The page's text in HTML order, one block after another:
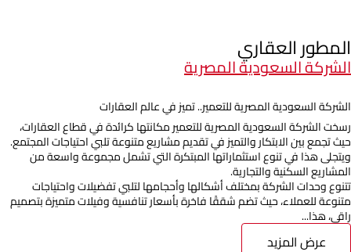
المطور العقاري
الشركة السعودية المصرية
الشركة السعودية المصرية للتعمير.. تميز في عالم العقارات
رسخت الشركة السعودية المصرية للتعمير مكانتها كرائدة في قطاع العقارات،
حيث تجمع بين الابتكار والتميز في تقديم مشاريع متنوعة تلبي احتياجات المجتمع.
ويتجلى هذا في تنوع استثماراتها المبتكرة التي تشمل مجموعة واسعة من
المشاريع السكنية والتجارية.
تتنوع وحدات الشركة بمختلف أشكالها وأحجامها لتلبي تفضيلات واحتياجات
متنوعة للعملاء، حيث تضم شققًا فاخرة بأسعار تنافسية وفيلات متميزة بتصميم
راقي، هذا...
عرض المزيد